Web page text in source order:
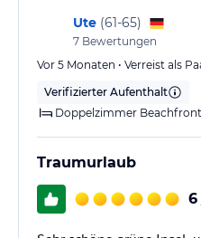
Ute (61-65)
7 Bewertungen
Vor 5 Monaten • Verreist als
Verifizierter Aufenthalt
Doppelzimmer Beachfront
Traumurlaub
6